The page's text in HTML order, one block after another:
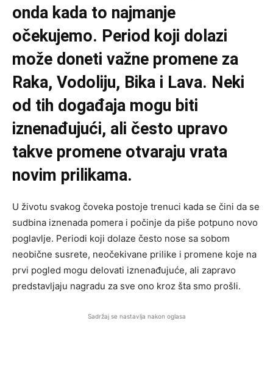
onda kada to najmanje
očekujemo. Period koji dolazi
može doneti važne promene za
Raka, Vodoliju, Bika i Lava. Neki
od tih događaja mogu biti
iznenađujući, ali često upravo
takve promene otvaraju vrata
novim prilikama.
U životu svakog čoveka postoje trenuci kada se čini da se
sudbina iznenada pomera i počinje da piše potpuno novo
poglavlje. Periodi koji dolaze često nose sa sobom
neobične susrete, neočekivane prilike i promene koje na
prvi pogled mogu delovati iznenađujuće, ali zapravo
predstavljaju nagradu za sve ono kroz šta smo prošli.
Sadržaj se nastavlja nakon oglasa